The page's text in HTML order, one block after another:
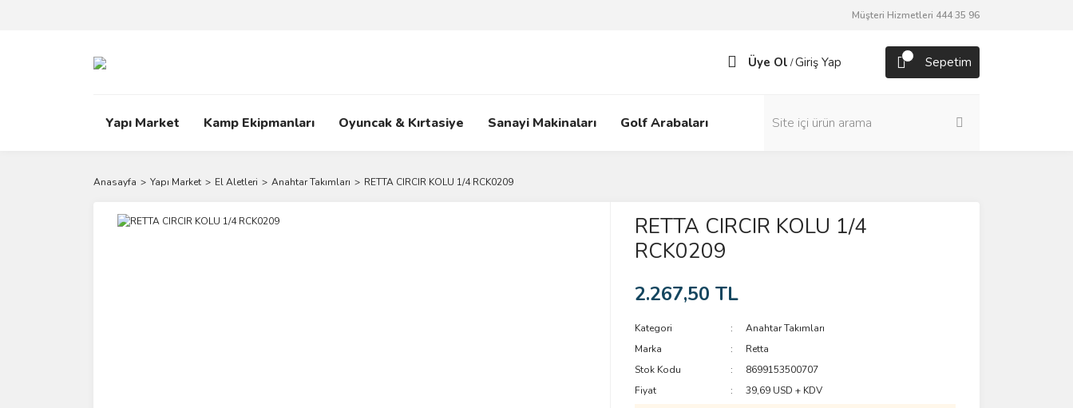
Müşteri Hizmetleri 444 35 96
Üye Ol /Giriş Yap Sepetim
Yapı Market Kamp Ekipmanları Oyuncak & Kırtasiye Sanayi Makinaları Golf Arabaları
Anasayfa Yapı Market El Aletleri Anahtar Takımları RETTA CIRCIR KOLU 1/4 RCK0209
RETTA CIRCIR KOLU 1/4
RCK0209
2.267,50 TL
Kategori
Anahtar Takımları
Marka
Retta
Stok Kodu
8699153500707
Fiyat
39,69 USD + KDV